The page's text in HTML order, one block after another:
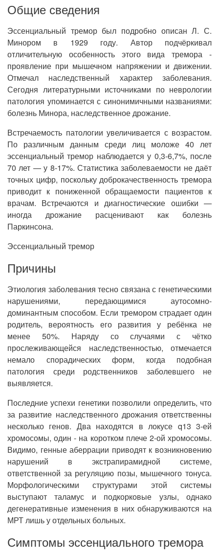
Общие сведения
Эссенциальный тремор был подробно описан Л. С.
Минором в 1929 году. Автор подчёркивал
отличительную особенность этого вида тремора -
проявление при мышечном напряжении и движении.
Отмечал наследственный характер заболевания.
Сегодня литературными источниками по неврологии
патология упоминается с синонимичными названиями:
болезнь Минора, наследственное дрожание.
Встречаемость патологии увеличивается с возрастом.
По различным данным среди лиц моложе 40 лет
эссенциальный тремор наблюдается у 0,3-6,7%, после
70 лет — у 8-17%. Статистика заболеваемости не даёт
точных цифр, поскольку доброкачественность тремора
приводит к пониженной обращаемости пациентов к
врачам. Встречаются и диагностические ошибки —
иногда дрожание расценивают как болезнь
Паркинсона.
Эссенциальный тремор
Причины
Этиология заболевания тесно связана с генетическими
нарушениями, передающимися аутосомно-
доминантным способом. Если тремором страдает один
родитель, вероятность его развития у ребёнка не
менее 50%. Наряду со случаями с чётко
прослеживающейся наследственностью, отмечается
немало спорадических форм, когда подобная
патология среди родственников заболевшего не
выявляется.
Последние успехи генетики позволили определить, что
за развитие наследственного дрожания ответственны
несколько генов. Два находятся в локусе q13 3-ей
хромосомы, один - на коротком плече 2-ой хромосомы.
Видимо, генные аберрации приводят к возникновению
нарушений в экстрапирамидной системе,
ответственной за регуляцию позы, мышечного тонуса.
Морфологическими структурами этой системы
выступают таламус и подкорковые узлы, однако
дегенеративные изменения в них обнаруживаются на
МРТ лишь у отдельных больных.
Симптомы эссенциального тремора